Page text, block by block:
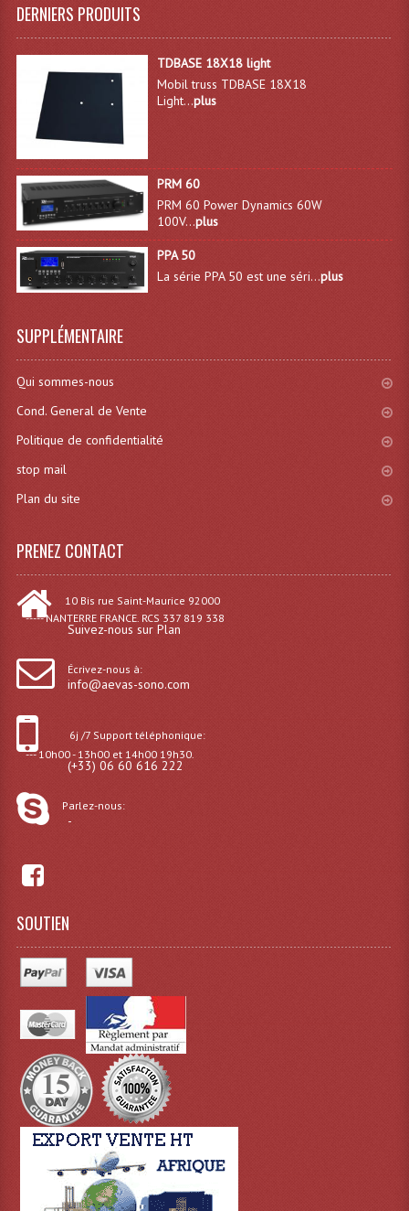
Projecteurs À Leds D'extérieurs
Projecteurs Barres De Leds
Projecteurs Déco À Leds
Projecteurs Plafonniers Et Encastrés
Projecteurs Théâtre Led
Projecteurs Traditionnels
Projecteurs Cycliodes
Projecteurs Par : 16 À 64 Et Autres
Projecteurs Théatre: Plan Convexe Fresnel
Câblage Electrique
Câble Multi-Paires Audio
Câbles Enceintes
Membrannes De Haut Parleurs
Pieces Détachées Sav
Accessoires Public-Adress L100V
Amplificateurs (L 100v)
Enceintes Encastrables Ligne 100V 4-8 Ohm
DERNIERS PRODUITS
TDBASE 18X18 light
Mobil truss TDBASE 18X18
Light...plus
PRM 60
PRM 60 Power Dynamics 60W
100V...plus
PPA 50
La série PPA 50 est une séri...plus
SUPPLÉMENTAIRE
Qui sommes-nous
Cond. General de Vente
Politique de confidentialité
stop mail
Plan du site
PRENEZ CONTACT
10 Bis rue Saint-Maurice 92000
----- NANTERRE FRANCE. RCS 337 819 338
Suivez-nous sur Plan
Écrivez-nous à:
info@aevas-sono.com
6j /7 Support téléphonique:
--- 10h00 - 13h00 et 14h00 19h30.
(+33) 06 60 616 222
Parlez-nous:
-
SOUTIEN